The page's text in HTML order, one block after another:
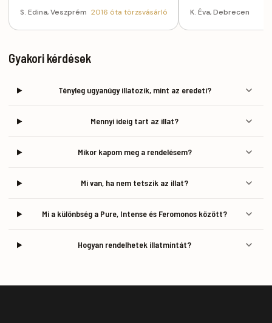
S. Edina, Veszprém 2016 óta törzsvásárló K. Éva, Debrecen
Gyakori kérdések
Tényleg ugyanúgy illatozik, mint az eredeti?
Mennyi ideig tart az illat?
Mikor kapom meg a rendelésem?
Mi van, ha nem tetszik az illat?
Mi a különbség a Pure, Intense és Feromonos között?
Hogyan rendelhetek illatmintát?